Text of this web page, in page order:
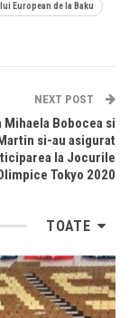
European de la Baku
NEXT POST
Mihaela Bobocea si
si-au asigurat
la Jocurile
Tokyo 2020
TOATE